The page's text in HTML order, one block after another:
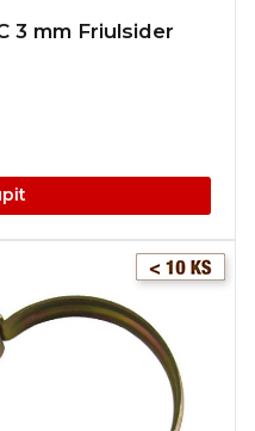
3 mm Friulsider